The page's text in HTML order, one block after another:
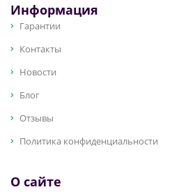
Информация
Гарантии
Контакты
Новости
Блог
Отзывы
Политика конфиденциальности
О сайте